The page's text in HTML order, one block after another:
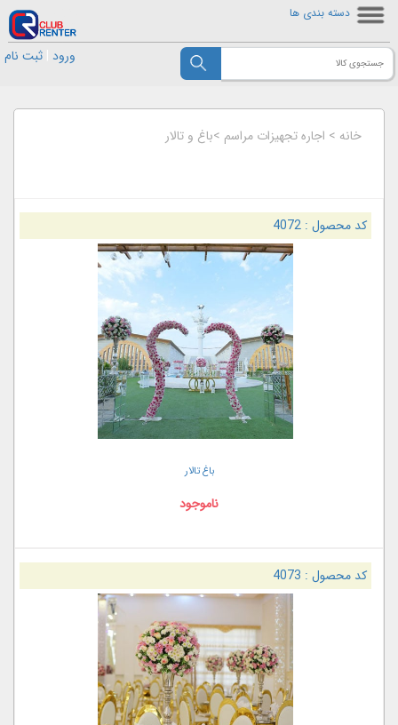
دسته بندی ها
ورود ثبت نام
خانه > اجاره تجهیزات مراسم >باغ و تالار
کد محصول :4072
باغ تالار
ناموجود
کد محصول : 4073